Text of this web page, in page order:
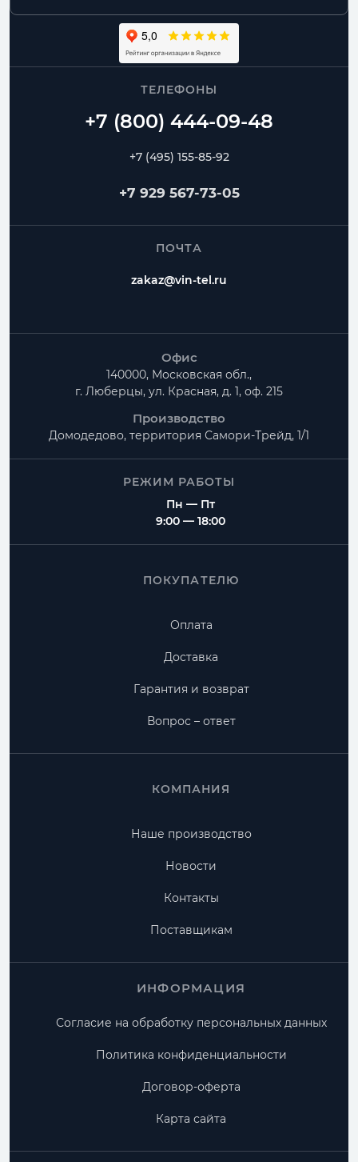
ТЕЛЕФОНЫ
+7 (495) 155-85-92
+7 929 567-73-05
ПОЧТА
zakaz@vin-tel.ru
Офис
140000, Московская обл.,
г. Люберцы, ул. Красная, д. 1, оф. 215
Производство
Домодедово, территория Самори-Трейд, 1/1
РЕЖИМ РАБОТЫ
Пн — Пт
9:00 — 18:00
ПОКУПАТЕЛЮ
Оплата
Доставка
Гарантия и возврат
Вопрос – ответ
КОМПАНИЯ
Наше производство
Новости
Контакты
Поставщикам
ИНФОРМАЦИЯ
Согласие на обработку персональных данных
Политика конфиденциальности
Договор-оферта
Карта сайта